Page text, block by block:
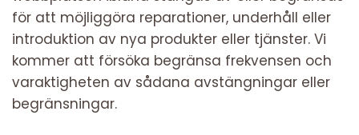
för att möjliggöra reparationer, underhåll eller
introduktion av nya produkter eller tjänster. Vi
kommer att försöka begränsa frekvensen och
varaktigheten av sådana avstängningar eller
begränsningar.